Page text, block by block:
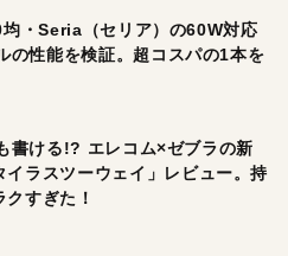
・Seria（セリア）の60W対応
の性能を検証。超コスパの1本を
書ける!? エレコム×ゼブラの新
イラスツーウェイ」レビュー。持
すぎた！